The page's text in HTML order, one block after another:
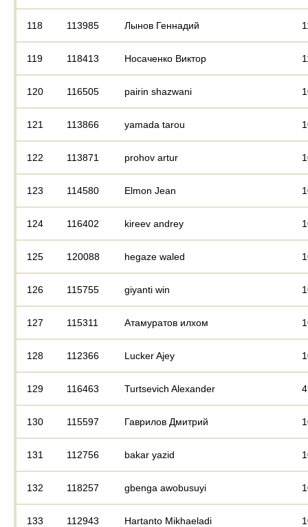
118 113985 Лынов Геннадий
119 118413 Носаченко Виктор
120 116505 pairin shazwani
121 113866 yamada tarou
122 113871 prohov artur
123 114580 Elmon Jean
124 116402 kireev andrey
125 120088 hegaze waled
126 115755 giyanti win
127 115311 Атамуратов илхом
128 112366 Lucker Ajey
129 116463 Turtsevich Alexander
130 115597 Гаврилов Дмитрий
131 112756 bakar yazid
132 118257 gbenga awobusuyi
133 112943 Hartanto Mikhaeladi